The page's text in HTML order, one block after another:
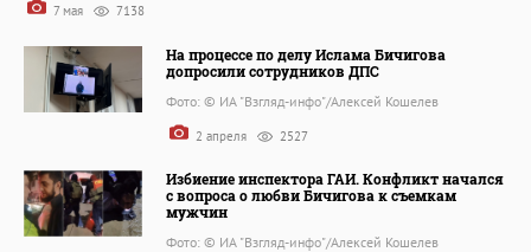
7 мая 7138
На процессе по делу Ислама Бичигова
допросили сотрудников ДПС
Фото: © ИА "Взгляд-инфо"/Алексей Кошелев
2 апреля 2527
Избиение инспектора ГАИ. Конфликт начался
с вопроса о любви Бичигова к съемкам
мужчин
Фото: © ИА "Взгляд-инфо"/Алексей Кошелев